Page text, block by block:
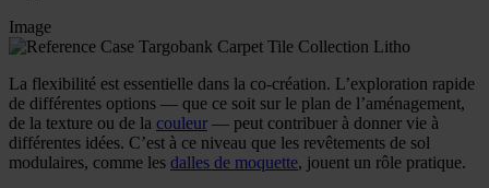
Image
La flexibilité est essentielle dans la co-création. L’exploration rapide
de différentes options — que ce soit sur le plan de l’aménagement,
de la texture ou de la couleur — peut contribuer à donner vie à
différentes idées. C’est à ce niveau que les revêtements de sol
modulaires, comme les dalles de moquette, jouent un rôle pratique.